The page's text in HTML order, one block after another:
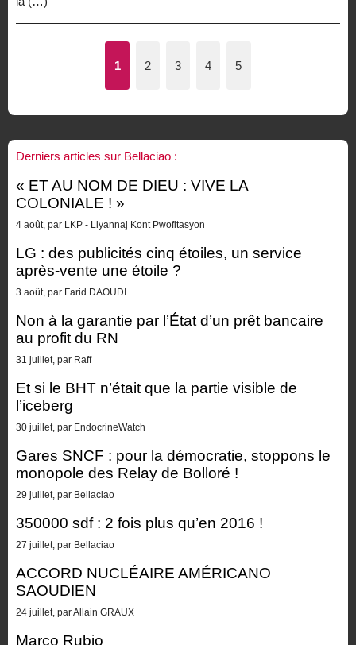
1 2 3 4 5
Derniers articles sur Bellaciao :
« ET AU NOM DE DIEU : VIVE LA
COLONIALE ! »
4 août, par LKP - Liyannaj Kont Pwofitasyon
LG : des publicités cinq étoiles, un service
après-vente une étoile ?
3 août, par Farid DAOUDI
Non à la garantie par l’État d’un prêt bancaire
au profit du RN
31 juillet, par Raff
Et si le BHT n’était que la partie visible de
l’iceberg
30 juillet, par EndocrineWatch
Gares SNCF : pour la démocratie, stoppons le
monopole des Relay de Bolloré !
29 juillet, par Bellaciao
350000 sdf : 2 fois plus qu’en 2016 !
27 juillet, par Bellaciao
ACCORD NUCLÉAIRE AMÉRICANO
SAOUDIEN
24 juillet, par Allain GRAUX
Marco Rubio